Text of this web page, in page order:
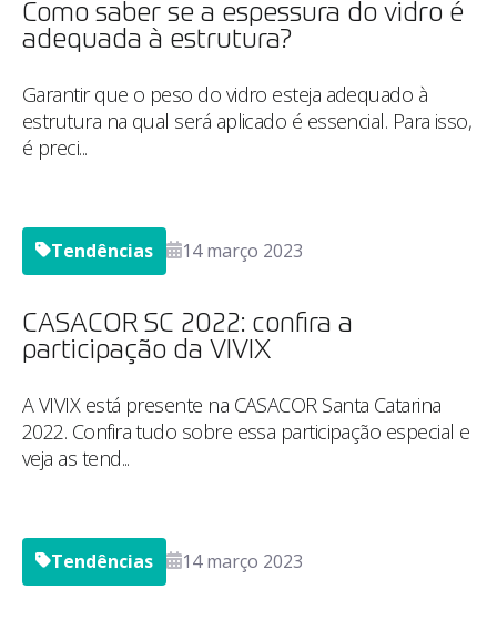
Como saber se a espessura do vidro é
adequada à estrutura?
Garantir que o peso do vidro esteja adequado à
estrutura na qual será aplicado é essencial. Para isso,
é preci...
14 março 2023
Tendências
CASACOR SC 2022: confira a
participação da VIVIX
A VIVIX está presente na CASACOR Santa Catarina
2022. Confira tudo sobre essa participação especial e
veja as tend...
14 março 2023
Tendências